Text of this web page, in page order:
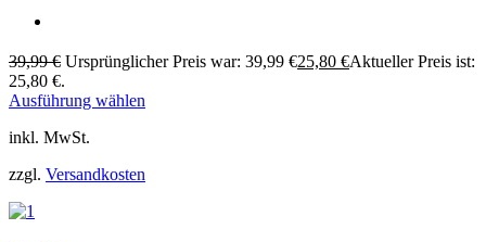
39,99€ Ursprünglicher Preis war: 39,99 €25,80 €Aktueller Preis ist:
25,80 €.
Ausführung wählen
inkl. MwSt.
zzgl. Versandkosten